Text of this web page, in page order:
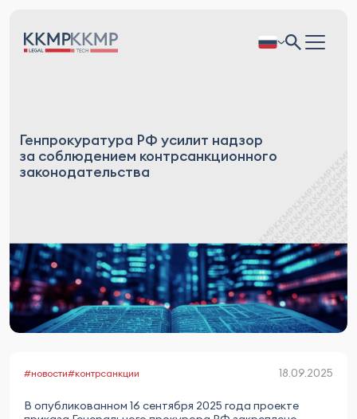
Генпрокуратура РФ усилит надзор
за соблюдением контрсанкционного
законодательства
#новости#контрсанкции 18.09.2025
В опубликованном 16 сентября 2025 года проекте